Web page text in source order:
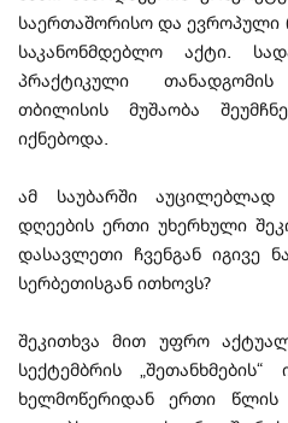
საერთაშორისო და
საკანონმდებლო აქტი.
პრაქტიკული
თბილისის მუშაობა
იქნებოდა.
ამ საუბარში
დღეების ერთი უხერხული
დასავლეთი ჩვენგან იგივე
სერბეთისგან ითხოვს?
შეკითხვა მით უფრო
სექტემბრის
ხელმოწერიდან ერთი